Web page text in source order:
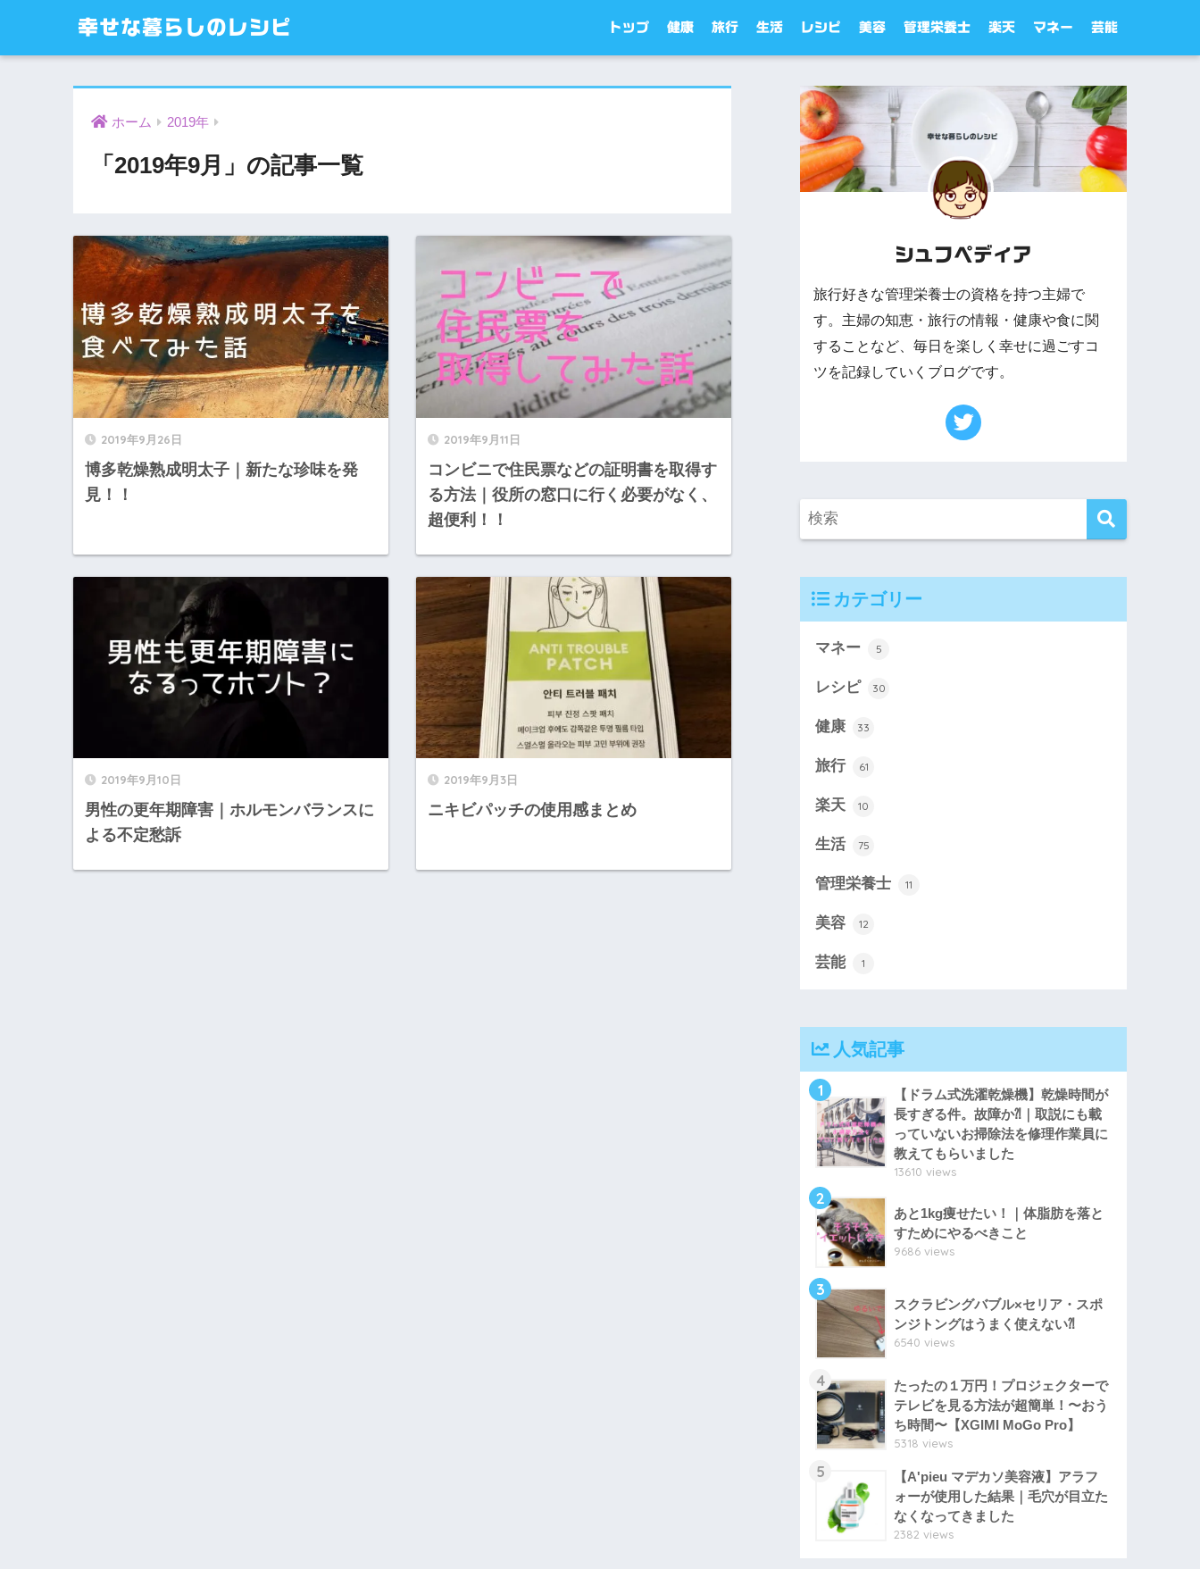
幸せな暮らしのレシピ トップ 健康 旅行 生活 レシピ 美容 管理栄養士 楽天 マネー 芸能
ホーム 2019年
「2019年9月」の記事一覧
2019年9月26日
博多乾燥熟成明太子｜新たな珍味を発
見！！
2019年9月11日
コンビニで住民票などの証明書を取得す
る方法｜役所の窓口に行く必要がなく、
超便利！！
2019年9月10日
男性の更年期障害｜ホルモンバランスに
よる不定愁訴
2019年9月3日
ニキビパッチの使用感まとめ
シュフペディア
旅行好きな管理栄養士の資格を持つ主婦で
す。主婦の知恵・旅行の情報・健康や食に関
することなど、毎日を楽しく幸せに過ごすコ
ツを記録していくブログです。
カテゴリー
マネー 5
レシピ 30
健康 33
旅行 61
楽天 10
生活 75
管理栄養士 11
美容 12
芸能 1
人気記事
1
【ドラム式洗濯乾燥機】乾燥時間が
長すぎる件。故障か⁈｜取説にも載
っていないお掃除法を修理作業員に
教えてもらいました
13610 views
2
あと1kg痩せたい！｜体脂肪を落と
すためにやるべきこと
9686 views
3
スクラビングバブル×セリア・スポ
ンジトングはうまく使えない⁈
6540 views
4
たったの１万円！プロジェクターで
テレビを見る方法が超簡単！〜おう
ち時間〜【XGIMI MoGo Pro】
5318 views
5
【A'pieu マデカソ美容液】アラフ
ォーが使用した結果｜毛穴が目立た
なくなってきました
2382 views